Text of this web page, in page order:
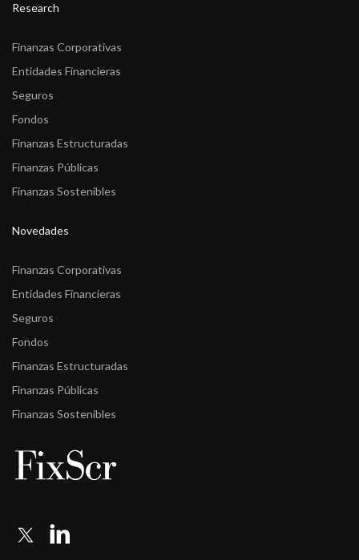
Research
Finanzas Corporativas
Entidades Financieras
Seguros
Fondos
Finanzas Estructuradas
Finanzas Públicas
Finanzas Sostenibles
Novedades
Finanzas Corporativas
Entidades Financieras
Seguros
Fondos
Finanzas Estructuradas
Finanzas Públicas
Finanzas Sostenibles